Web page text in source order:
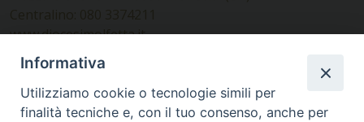
www.diocesimolfetta.it –
diocesimolfetta@pec.chiesacattolica.it
Ufficio Comunicazioni sociali
Informativa
Utilizziamo cookie o tecnologie simili per
finalità tecniche e, con il tuo consenso, anche per